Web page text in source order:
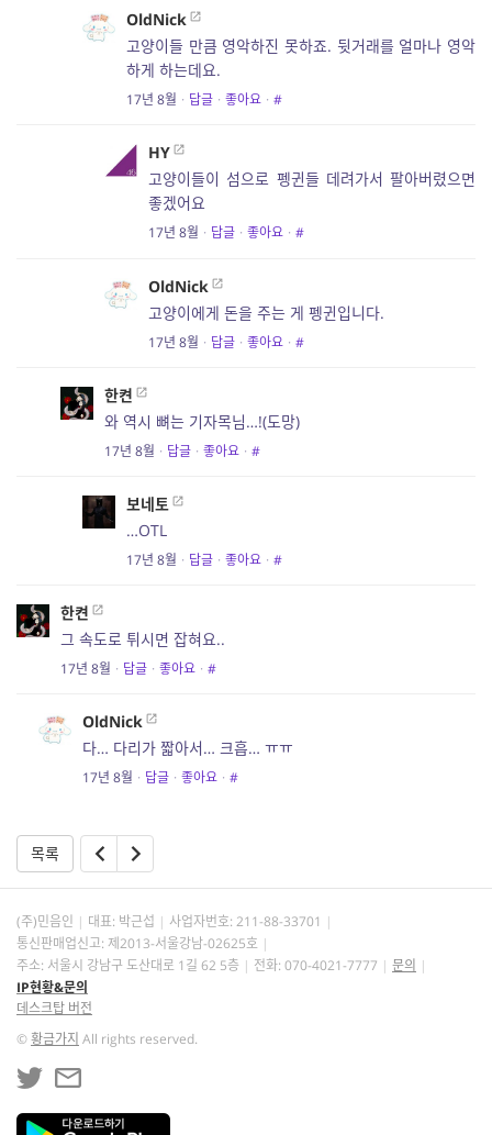
OldNick
고양이들 만큼 영악하진 못하죠. 뒷거래를 얼마나 영악
하게 하는데요.
17년 8월 · 답글 · 좋아요 · #
HY
고양이들이 섬으로 펭귄들 데려가서 팔아버렸으면
좋겠어요
17년 8월 · 답글 · 좋아요 · #
OldNick
고양이에게 돈을 주는 게 펭귄입니다.
17년 8월 · 답글 · 좋아요 · #
한켠
와 역시 뼈는 기자목님…!(도망)
17년 8월 · 답글 · 좋아요 · #
보네토
…OTL
17년 8월 · 답글 · 좋아요 · #
한켠
그 속도로 튀시면 잡혀요..
17년 8월 · 답글 · 좋아요 · #
OldNick
다… 다리가 짧아서… 크흡… ㅠㅠ
17년 8월 · 답글 · 좋아요 · #
목록
(주)민음인 대표: 박근섭 사업자번호: 211-88-33701
통신판매업신고: 제2013-서울강남-02625호
주소: 서울시 강남구 도산대로 1길 62 5층
전화: 070-4021-7777
문의
IP현황&문의
데스크탑 버전
©황금가지 All rights reserved.